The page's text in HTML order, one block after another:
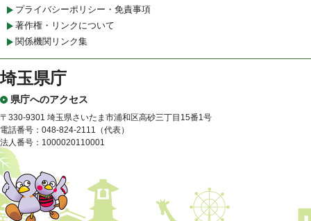
プライバシーポリシー・免責事項
著作権・リンクについて
関係機関リンク集
埼玉県庁
県庁へのアクセス
〒330-9301 埼玉県さいたま市浦和区高砂三丁目15番1号
電話番号：048-824-2111（代表）
法人番号：1000020110001